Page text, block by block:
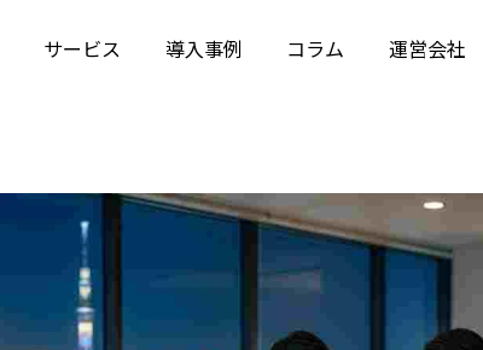
サービス 導入事例 コラム 運営会社